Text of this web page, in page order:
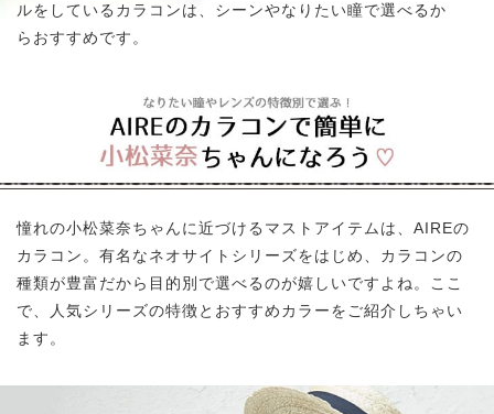
ルをしているカラコンは、シーンやなりたい瞳で選べるか
らおすすめです。
憧れの小松菜奈ちゃんに近づけるマストアイテムは、AIREの
カラコン。有名なネオサイトシリーズをはじめ、カラコンの
種類が豊富だから目的別で選べるのが嬉しいですよね。ここ
で、人気シリーズの特徴とおすすめカラーをご紹介しちゃい
ます。